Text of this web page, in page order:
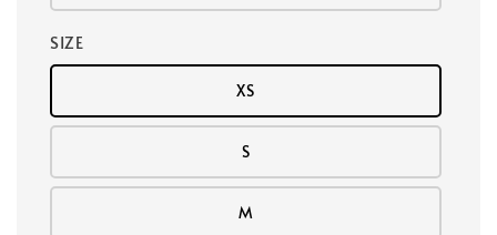
SIZE
XS
S
M